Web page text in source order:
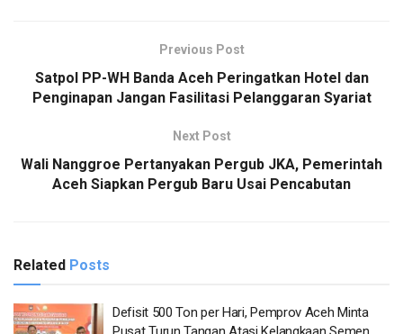
Previous Post
Satpol PP-WH Banda Aceh Peringatkan Hotel dan
Penginapan Jangan Fasilitasi Pelanggaran Syariat
Next Post
Wali Nanggroe Pertanyakan Pergub JKA, Pemerintah
Aceh Siapkan Pergub Baru Usai Pencabutan
Related Posts
Defisit 500 Ton per Hari, Pemprov Aceh Minta